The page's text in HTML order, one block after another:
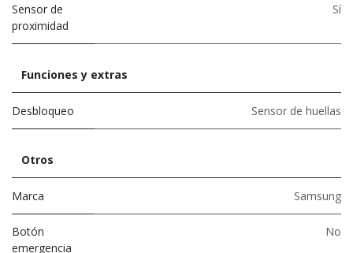
Sensor de
proximidad
Sí
Funciones y extras
Desbloqueo Sensor de huellas
Otros
Marca Samsung
Botón
emergencia
No